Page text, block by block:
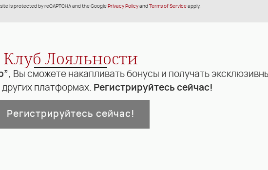
is protected by reCAPTCHA and the Google Privacy Policy and Terms of Service apply.
Клуб Лояльности
, Вы сможете накапливать бонусы и получать
платформах. Регистрируйтесь сейчас!
Регистрируйтесь сейчас!